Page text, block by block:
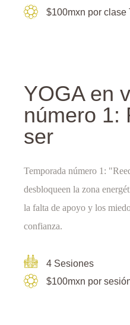
$100mxn por clase
YOGA en
número 1:
ser
Temporada número 1:
desbloqueen la zona
la falta de apoyo y los
confianza.
4 Sesiones
$100mxn por